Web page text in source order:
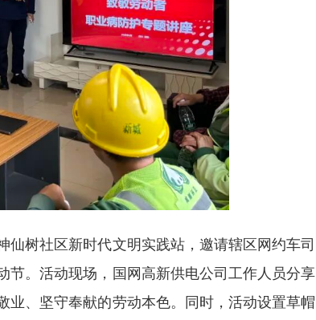
树社区新时代文明实践站，邀请辖区网约车司
节。活动现场，国网高新供电公司工作人员分享
业、坚守奉献的劳动本色。同时，活动设置草帽